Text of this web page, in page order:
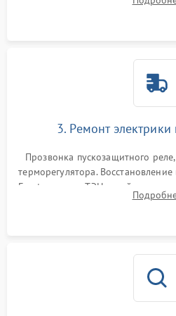
продувка капиллярной трубки
3. Ремонт
Прозвонка пускозащитного
терморегулятора.
Frost, включая ТЭН оттайки и
платы управления при